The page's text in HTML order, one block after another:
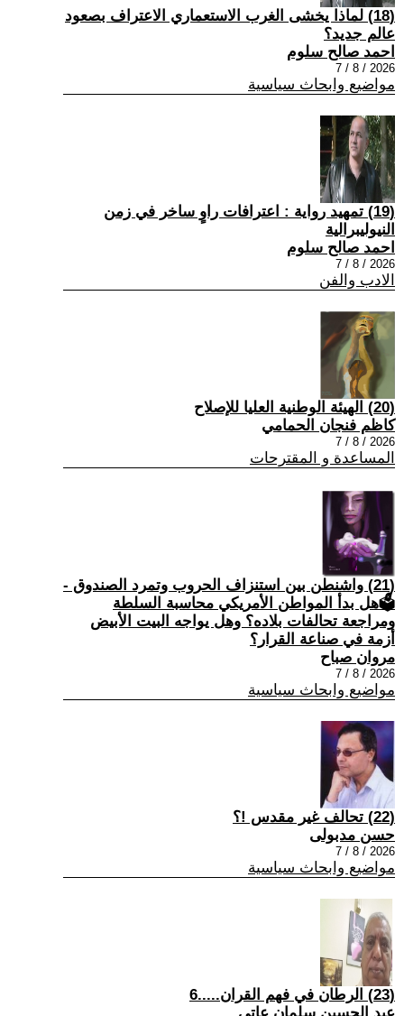
(18) لماذا يخشى الغرب الاستعماري الاعتراف بصعود
عالم جديد؟
احمد صالح سلوم
2026 / 8 / 7
مواضيع وابحاث سياسية
(19) تمهيد رواية : اعترافات راوٍ ساخر في زمن
النيوليبرالية
احمد صالح سلوم
2026 / 8 / 7
الادب والفن
(20) الهيئة الوطنية العليا للإصلاح
كاظم فنجان الحمامي
2026 / 8 / 7
المساعدة و المقترحات
(21) واشنطن بين استنزاف الحروب وتمرد الصندوق -
🗳هل بدأ المواطن الأمريكي محاسبة السلطة
ومراجعة تحالفات بلاده؟ وهل يواجه البيت الأبيض
أزمة في صناعة القرار؟
مروان صباح
2026 / 8 / 7
مواضيع وابحاث سياسية
(22) تحالف غير مقدس !؟
حسن مدبولى
2026 / 8 / 7
مواضيع وابحاث سياسية
(23) الرطان في فهم القران.....6